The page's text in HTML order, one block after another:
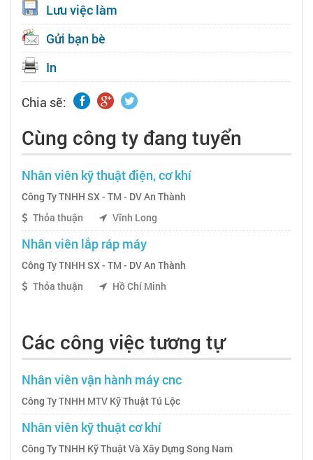
Lưu việc làm
Gửi bạn bè
In
Chia sẽ:
Cùng công ty đang tuyển
Nhân viên kỹ thuật điện, cơ khí
Công Ty TNHH SX - TM - DV An Thành
Thỏa thuận
Vĩnh Long
Nhân viên lắp ráp máy
Công Ty TNHH SX - TM - DV An Thành
Thỏa thuận
Hồ Chí Minh
Các công việc tương tự
Nhân viên vận hành máy cnc
Công Ty TNHH MTV Kỹ Thuật Tú Lộc
Nhân viên kỹ thuật cơ khí
Công Ty TNHH Kỹ Thuật Và Xây Dựng Song Nam